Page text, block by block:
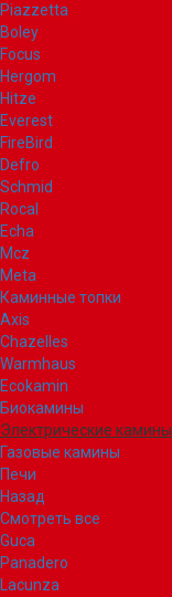
Piazzetta
Boley
Focus
Hergom
Hitze
Everest
FireBird
Defro
Schmid
Rocal
Echa
Mcz
Meta
Каминные топки
Axis
Chazelles
Warmhaus
Ecokamin
Биокамины
Электрические камины
Газовые камины
Печи
Назад
Смотреть все
Guca
Panadero
Lacunza